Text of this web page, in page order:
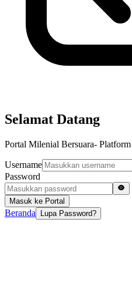
Selamat Datang
Portal Milenial Bersuara- Platform
Username
Password
Masuk ke Portal
Beranda Lupa Password?